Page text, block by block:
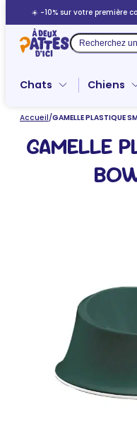
au
contenu
☀️ -10% sur votre première
Recherche
Chats Chiens
Accueil/GAMELLE PLASTIQUE
GAMELLE